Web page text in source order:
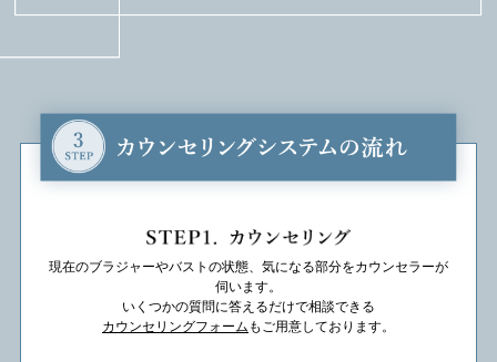
現在のブラジャーやバストの状態、気になる部分をカウンセラーが
伺います。
いくつかの質問に答えるだけで相談できる
カウンセリングフォーム もご用意しております。